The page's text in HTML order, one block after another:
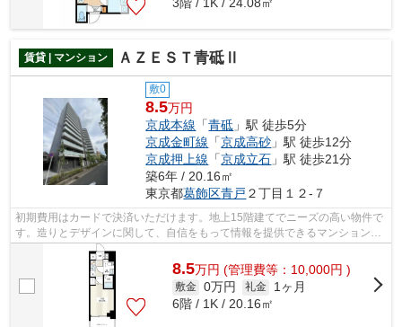
3階 / 1K / 24.08㎡
賃貸 | マンション ＡＺＥＳＴ青砥Ⅱ
敷0
8.5万円
京成本線 「青砥 」駅 徒歩5分
京成金町線 「京成高砂 」駅 徒歩12分
京成押上線 「京成立石 」駅 徒歩21分
築6年 / 20.16㎡
東京都葛飾区青戸 ２丁目１２-７
初期費用はカードで決済いただけます。地上15階建てでニーズの高い物件で
す。造りとデザインに関して、自信をもって情報を提供できるマンションで
す。徒歩5分で駅にアクセス可能な、魅...
8.5万円 (管理費等：10,000円 )
敷金 0万円 礼金
1ヶ月
6階 / 1K / 20.16㎡